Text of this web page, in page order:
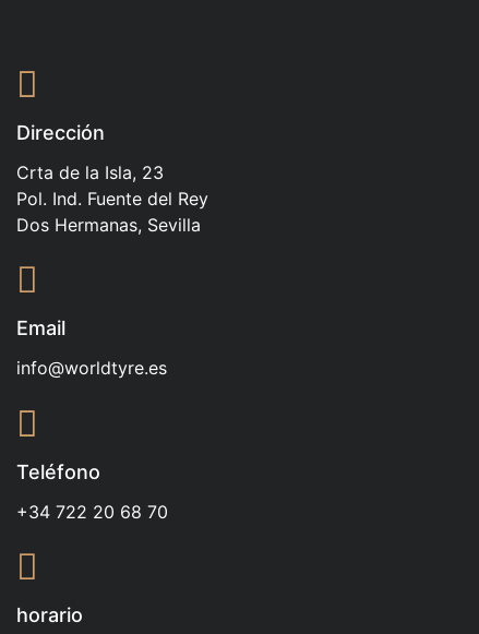
Dirección
Crta de la Isla, 23
Pol. Ind. Fuente del Rey
Dos Hermanas, Sevilla
Email
info@worldtyre.es
Teléfono
+34 722 20 68 70
horario